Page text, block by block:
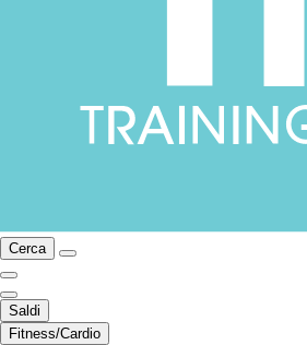
Cerca
Saldi
Fitness/Cardio